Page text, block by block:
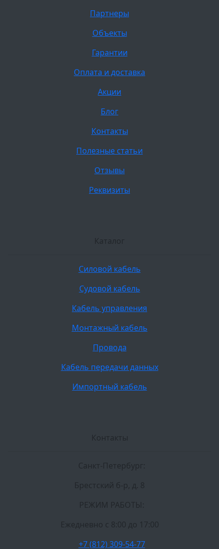
Партнеры
Объекты
Гарантии
Оплата и доставка
Акции
Блог
Контакты
Полезные статьи
Отзывы
Реквизиты
Каталог
Силовой кабель
Судовой кабель
Кабель управления
Монтажный кабель
Провода
Кабель передачи данных
Импортный кабель
Контакты
Санкт-Петербург:
Брестский б-р, д. 8
РЕЖИМ РАБОТЫ:
Ежедневно c 8:00 до 17:00
+7 (812) 309-54-77